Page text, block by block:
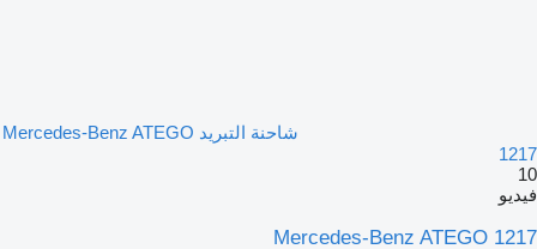
شاحنة التبريد Mercedes-Benz ATEGO
1217
10
فيديو
Mercedes-Benz ATEGO 1217